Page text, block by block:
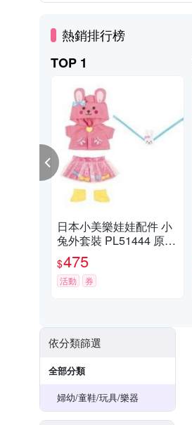
熱銷排行榜
TOP 1
日本小美樂娃娃配件 小
兔外套裝 PL51444 原廠
公司貨
$475
活動 券
依分類篩選
全部分類
婦幼/童鞋/玩具/樂器